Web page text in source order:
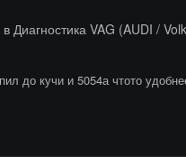
в Диагностика VAG (AUDI /
до кучи и 5054а чтото